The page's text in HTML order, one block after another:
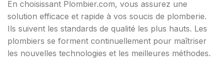
En choisissant Plombier.com, vous assurez une
solution efficace et rapide à vos soucis de plomberie.
Ils suivent les standards de qualité les plus hauts. Les
plombiers se forment continuellement pour maîtriser
les nouvelles technologies et les meilleures méthodes.